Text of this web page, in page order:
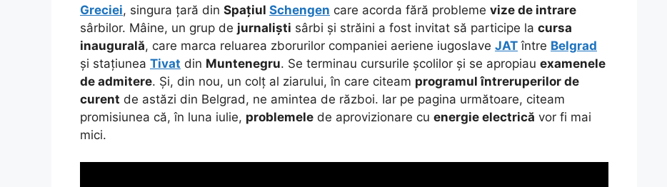
Greciei, singura țară din Spațiul Schengen care acorda fără probleme vize de intrare
sârbilor. Mâine, un grup de jurnaliști sârbi și străini a fost invitat să participe la cursa
inaugurală, care marca reluarea zborurilor companiei aeriene iugoslave JAT între Belgrad
și stațiunea Tivat din Muntenegru. Se terminau cursurile școlilor și se apropiau examenele
de admitere. Și, din nou, un colț al ziarului, în care citeam programul întreruperilor de
curent de astăzi din Belgrad, ne amintea de război. Iar pe pagina următoare, citeam
promisiunea că, în luna iulie, problemele de aprovizionare cu energie electrică vor fi mai
mici.